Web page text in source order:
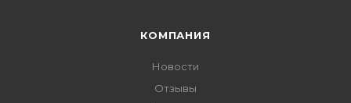
КОМПАНИЯ
Новости
Отзывы